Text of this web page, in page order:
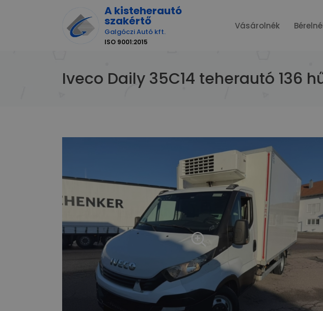
A kisteherautó
szakértő
Galgóczi Autó kft.
ISO 9001:2015
Vásárolnék
Iveco Daily 35C14 teherautó 136